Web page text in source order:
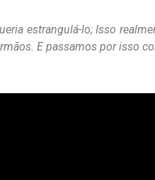
estrangulá-lo; Isso
E passamos por isso